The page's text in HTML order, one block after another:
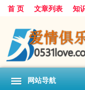
首 页 文章列表 知
网站导航